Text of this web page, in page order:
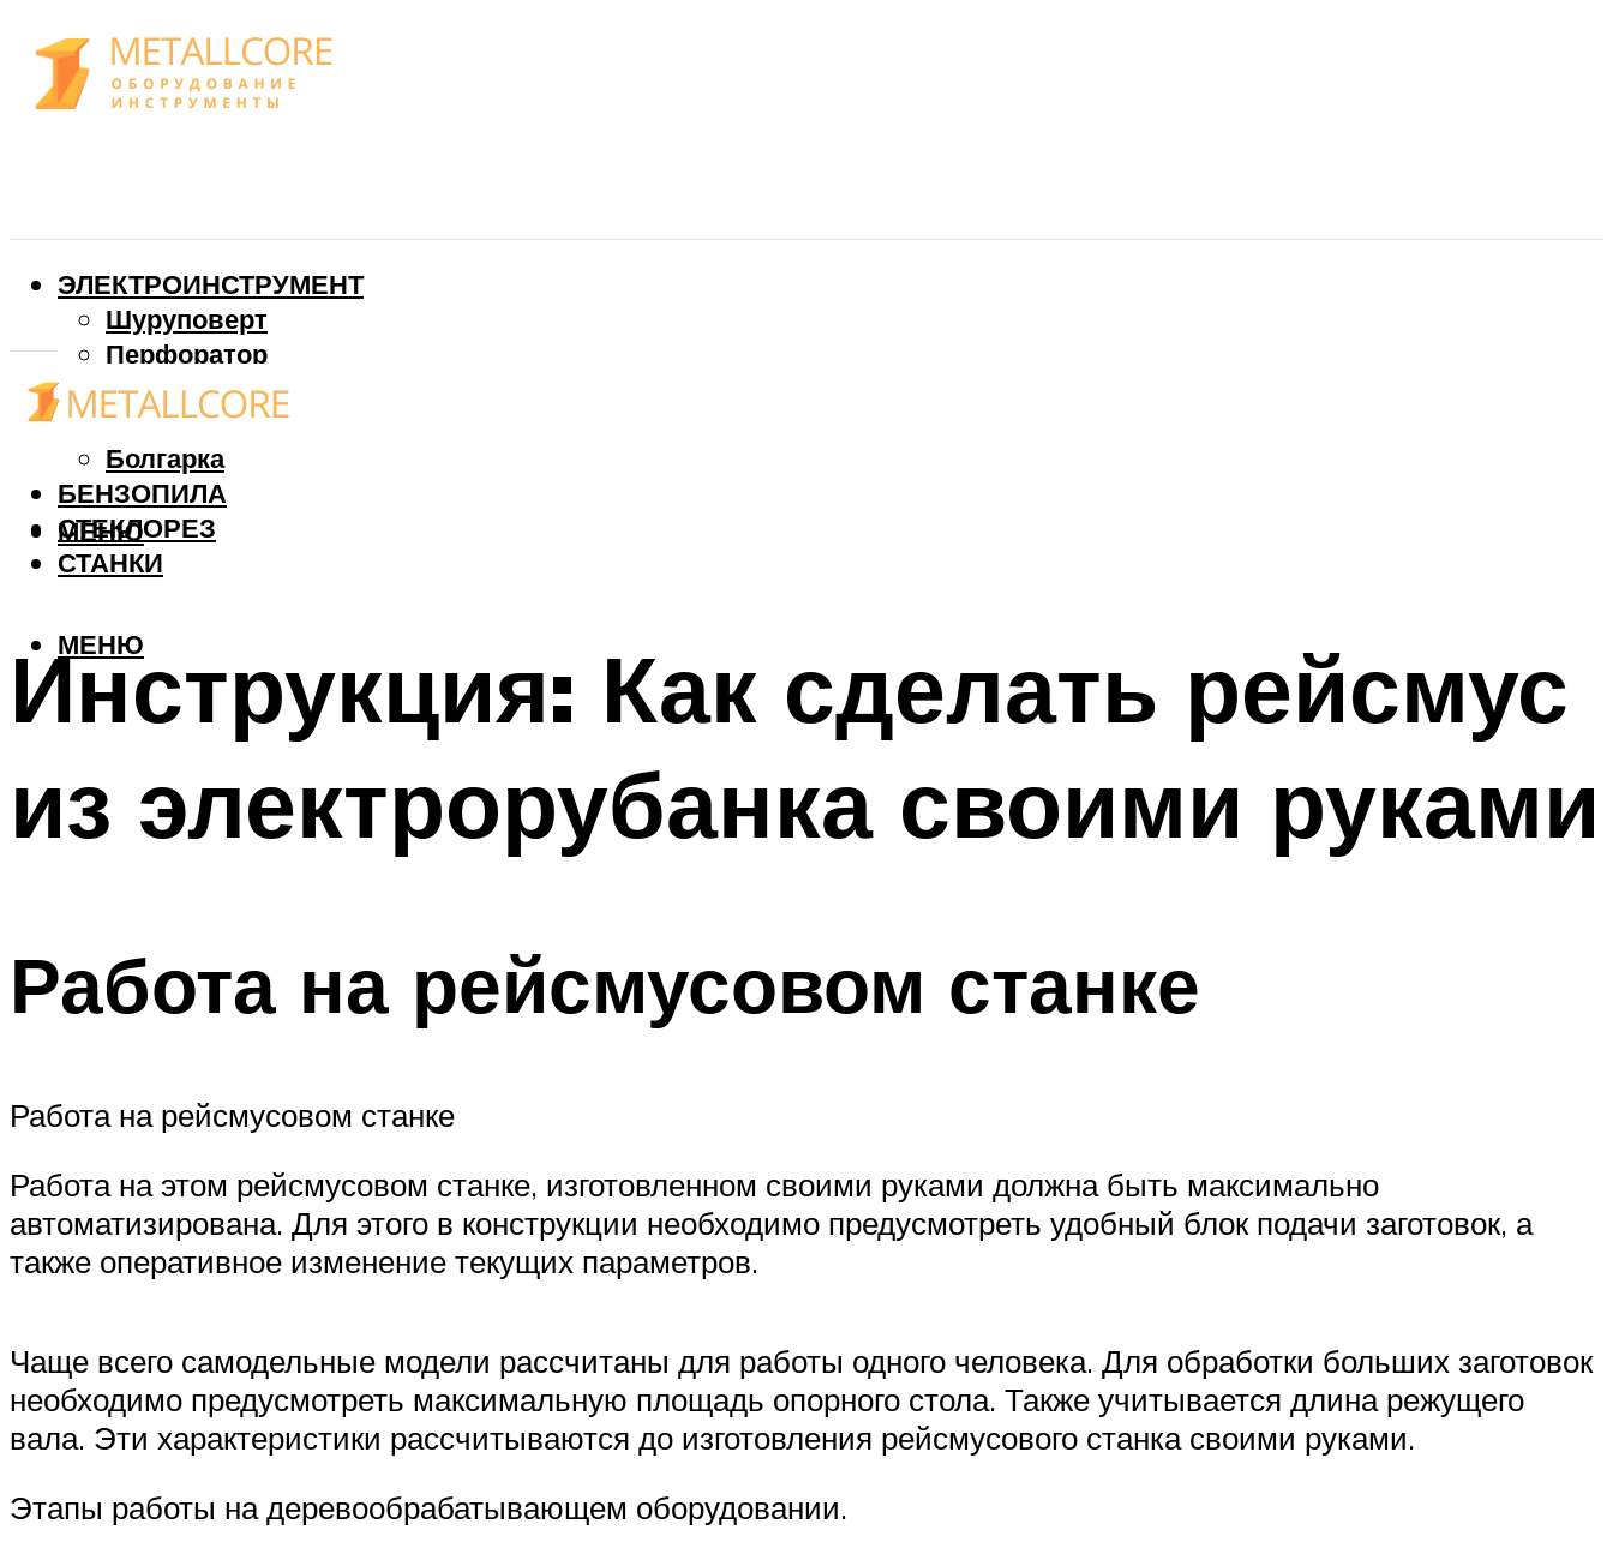
ЭЛЕКТРОИНСТРУМЕНТ
Шуруповерт
Перфоратор
Дрель
Фрезер
Болгарка
БЕНЗОПИЛА
СТЕКЛОРЕЗ
СТАНКИ
МЕНЮ
МЕНЮ
Инструкция: Как сделать рейсмус
из электрорубанка своими руками
Работа на рейсмусовом станке
Работа на рейсмусовом станке
Работа на этом рейсмусовом станке, изготовленном своими руками должна быть максимально
автоматизирована. Для этого в конструкции необходимо предусмотреть удобный блок подачи заготовок, а
также оперативное изменение текущих параметров.
Чаще всего самодельные модели рассчитаны для работы одного человека. Для обработки больших заготовок
необходимо предусмотреть максимальную площадь опорного стола. Также учитывается длина режущего
вала. Эти характеристики рассчитываются до изготовления рейсмусового станка своими руками.
Этапы работы на деревообрабатывающем оборудовании.